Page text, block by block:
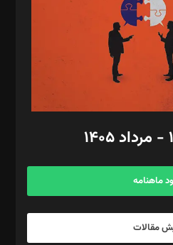
مانی لطفی زاده
ثابت
ماهنامه
مقالات